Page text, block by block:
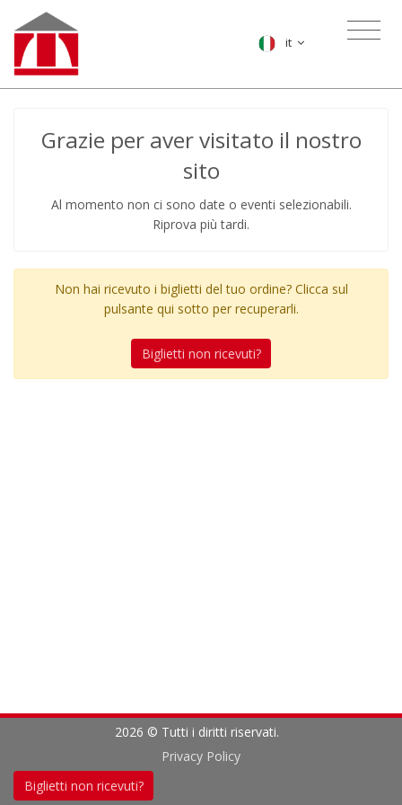
it
Grazie per aver visitato il nostro
sito
Al momento non ci sono date o eventi selezionabili.
Riprova più tardi.
Non hai ricevuto i biglietti del tuo ordine? Clicca sul
pulsante qui sotto per recuperarli.
Biglietti non ricevuti?
2026 © Tutti i diritti riservati.
Privacy Policy
Biglietti non ricevuti?